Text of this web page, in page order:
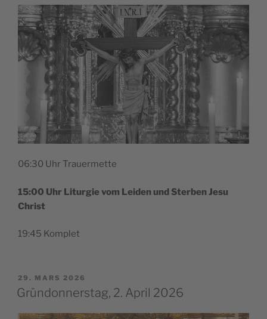
06:30 Uhr Trauermette
15:00 Uhr Litur­gie vom Lei­den und Ster­ben Jesu
Christ
19:45 Kom­plet
PUBLIÉ
LE
29. MARS 2026
Gründonnerstag, 2. April 2026